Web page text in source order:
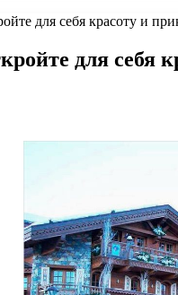
для себя красоту и
для себя